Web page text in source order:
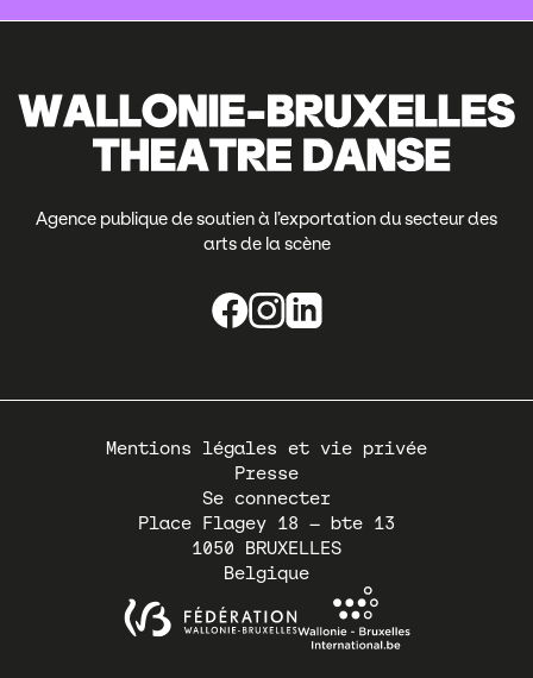
Agence publique de soutien à l’exportation du secteur des
arts de la scène
Pied
Mentions légales et vie privée
Presse
Se connecter
Place Flagey 18 – bte 13
1050
BRUXELLES
Belgique